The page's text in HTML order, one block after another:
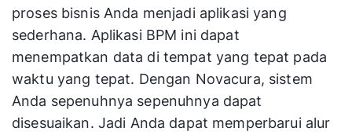
proses bisnis Anda menjadi aplikasi yang
sederhana. Aplikasi BPM ini dapat
menempatkan data di tempat yang tepat pada
waktu yang tepat. Dengan Novacura, sistem
Anda sepenuhnya sepenuhnya dapat
disesuaikan. Jadi Anda dapat memperbarui alur